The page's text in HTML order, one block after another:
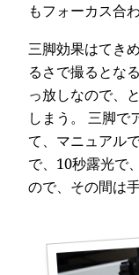
もフォーカス合
三脚効果はてき
るさで撮るとな
っ放しなので、
しまう。 三脚で
て、マニュアル
で、10秒露光で
ので、その間は